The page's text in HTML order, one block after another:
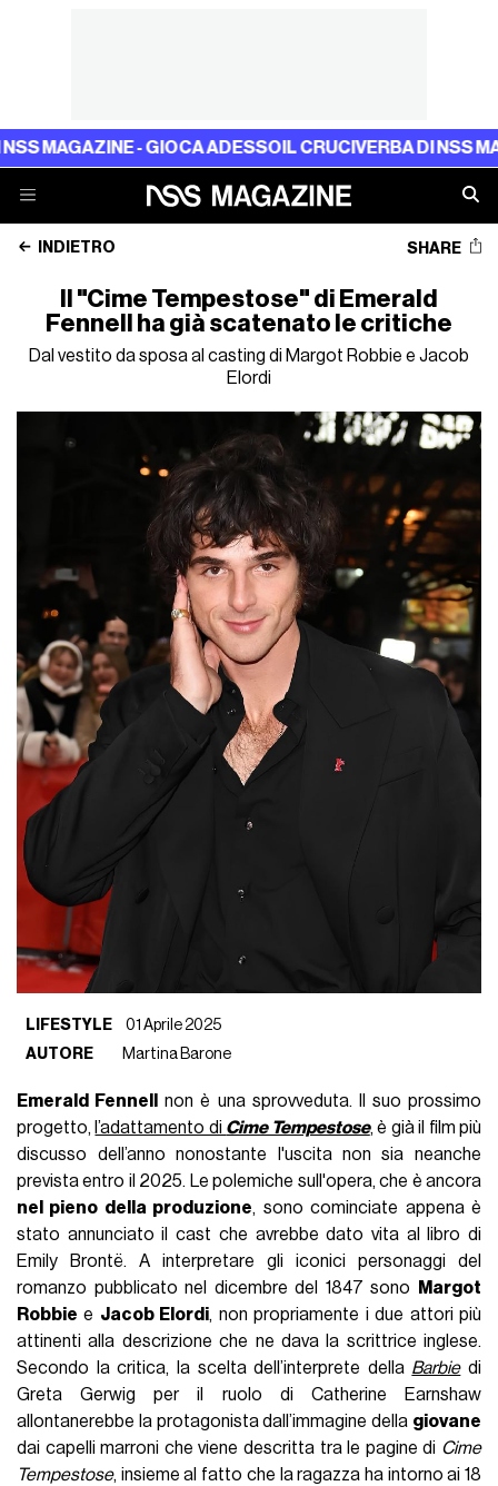
- GIOCA ADESSOIL CRUCIVERBA DI NSS MAGAZINE -
INDIETRO SHARE
Il "Cime Tempestose" di Emerald
Fennell ha già scatenato le critiche
Dal vestito da sposa al casting di Margot Robbie e Jacob
Elordi
LIFESTYLE
01 Aprile 2025
AUTORE
Martina Barone
Emerald Fennell
non è una sprovveduta. Il suo prossimo
progetto, l’adattamento di Cime Tempestose, è già il film più
discusso dell’anno nonostante l'uscita non sia neanche
prevista entro il 2025. Le polemiche sull'opera, che è ancora
nel pieno della produzione, sono cominciate appena è
stato annunciato il cast che avrebbe dato vita al libro di
Emily Brontë. A interpretare gli iconici personaggi del
romanzo pubblicato nel dicembre del 1847 sono
Margot
Robbie e Jacob Elordi, non propriamente i due attori più
attinenti alla descrizione che ne dava la scrittrice inglese.
Secondo la critica, la scelta dell’interprete della Barbiedi
Greta Gerwig per il ruolo di Catherine Earnshaw
allontanerebbe la protagonista dall’immagine della giovane
dai capelli marroni che viene descritta tra le pagine di Cime
Tempestose, insieme al fatto che la ragazza ha intorno ai 18